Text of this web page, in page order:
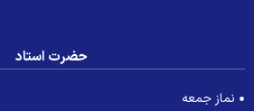
حضرت استاد
نماز جمعه